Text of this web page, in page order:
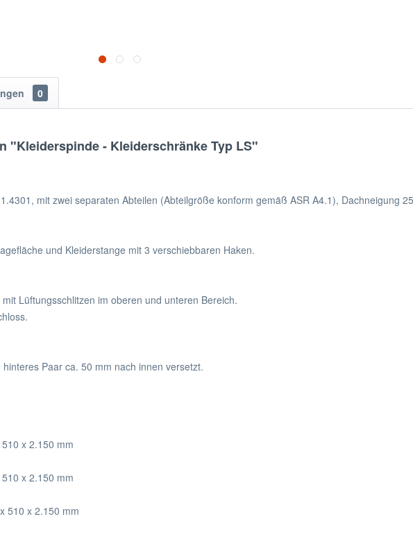
0
"Kleiderspinde - Kleiderschränke Typ LS"
mit zwei separaten Abteilen (Abteilgröße konform gemäß ASR A4.1), Dachneigung
und Kleiderstange mit 3 verschiebbaren Haken.
Lüftungsschlitzen im oberen und unteren Bereich.
Paar ca. 50 mm nach innen versetzt.
x 2.150 mm
x 2.150 mm
510 x 2.150 mm